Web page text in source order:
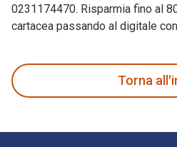
0231174470. Risparmia fino al
cartacea passando al digitale
Torna